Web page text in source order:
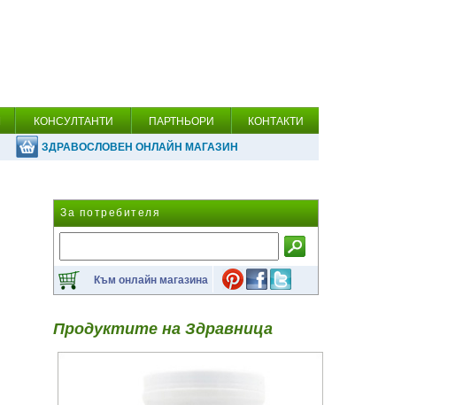
КОНСУЛТАНТИ ПАРТНЬОРИ КОНТАКТИ
ЗДРАВОСЛОВЕН ОНЛАЙН МАГАЗИН
За потребителя
Към онлайн магазина
Продуктите на Здравница